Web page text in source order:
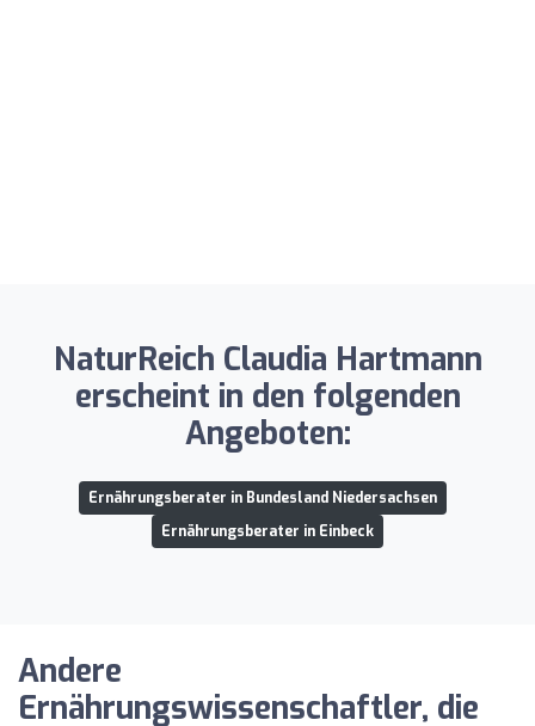
NaturReich Claudia Hartmann
erscheint in den folgenden
Angeboten:
Ernährungsberater in Bundesland Niedersachsen
Ernährungsberater in Einbeck
Andere
Ernährungswissenschaftler, die